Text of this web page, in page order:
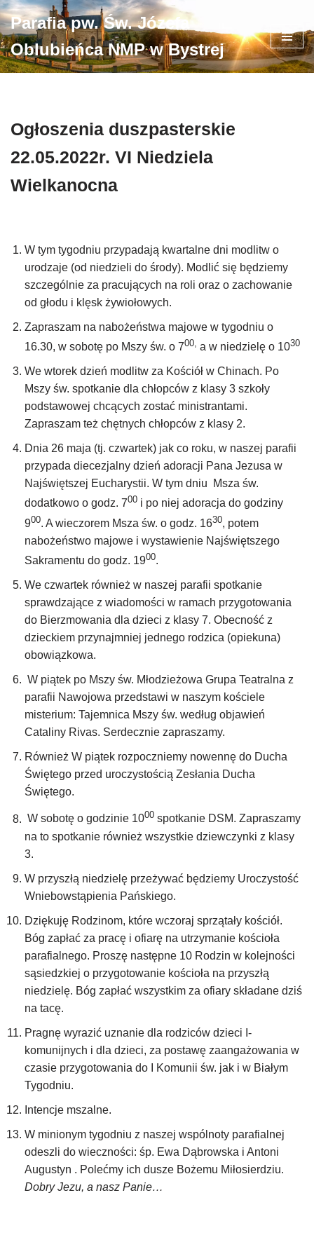
Przejdź
do
treści
Parafia pw. Św. Józefa
Oblubieńca NMP w Bystrej
Ogłoszenia duszpasterskie
22.05.2022r. VI Niedziela
Wielkanocna
W tym tygodniu przypadają kwartalne dni modlitw o
urodzaje (od niedzieli do środy). Modlić się będziemy
szczególnie za pracujących na roli oraz o zachowanie
od głodu i klęsk żywiołowych.
Zapraszam na nabożeństwa majowe w tygodniu o
16.30, w sobotę po Mszy św. o 700, a w niedzielę o 1030
We wtorek dzień modlitw za Kościół w Chinach. Po
Mszy św. spotkanie dla chłopców z klasy 3 szkoły
podstawowej chcących zostać ministrantami.
Zapraszam też chętnych chłopców z klasy 2.
Dnia 26 maja (tj. czwartek) jak co roku, w naszej parafii
przypada diecezjalny dzień adoracji Pana Jezusa w
Najświętszej Eucharystii. W tym dniu Msza św.
dodatkowo o godz. 700 i po niej adoracja do godziny
900. A wieczorem Msza św. o godz. 1630, potem
nabożeństwo majowe i wystawienie Najświętszego
Sakramentu do godz. 1900.
We czwartek również w naszej parafii spotkanie
sprawdzające z wiadomości w ramach przygotowania
do Bierzmowania dla dzieci z klasy 7. Obecność z
dzieckiem przynajmniej jednego rodzica (opiekuna)
obowiązkowa.
W piątek po Mszy św. Młodzieżowa Grupa Teatralna z
parafii Nawojowa przedstawi w naszym kościele
misterium: Tajemnica Mszy św. według objawień
Cataliny Rivas. Serdecznie zapraszamy.
Również W piątek rozpoczniemy nowennę do Ducha
Świętego przed uroczystością Zesłania Ducha
Świętego.
W sobotę o godzinie 1000 spotkanie DSM. Zapraszamy
na to spotkanie również wszystkie dziewczynki z klasy
3.
W przyszłą niedzielę przeżywać będziemy Uroczystość
Wniebowstąpienia Pańskiego.
Dziękuję Rodzinom, które wczoraj sprzątały kościół.
Bóg zapłać za pracę i ofiarę na utrzymanie kościoła
parafialnego. Proszę następne 10 Rodzin w kolejności
sąsiedzkiej o przygotowanie kościoła na przyszłą
niedzielę. Bóg zapłać wszystkim za ofiary składane dziś
na tacę.
Pragnę wyrazić uznanie dla rodziców dzieci I-
komunijnych i dla dzieci, za postawę zaangażowania w
czasie przygotowania do I Komunii św. jak i w Białym
Tygodniu.
Intencje mszalne.
W minionym tygodniu z naszej wspólnoty parafialnej
odeszli do wieczności: śp. Ewa Dąbrowska i Antoni
Augustyn . Polećmy ich dusze Bożemu Miłosierdziu.
Dobry Jezu, a nasz Panie…